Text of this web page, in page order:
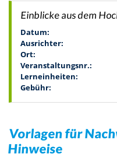
Einblicke aus dem
Datum:
Ausrichter:
Ort:
Veranstaltungsnr.:
Lerneinheiten:
Gebühr:
Vorlagen für
Hinweise